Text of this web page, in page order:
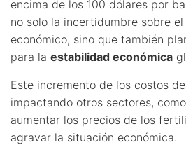
encima de los 100 dólares por
no solo la incertidumbre sobre
económico, sino que también
para la estabilidad económica
Este incremento de los costos
impactando otros sectores,
aumentar los precios de los
agravar la situación económica.